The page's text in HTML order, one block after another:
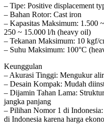
– Tipe: Positive displacement
– Bahan Rotor: Cast iron
– Kapasitas Maksimum: 1.500
250 ~ 15.000 l/h (heavy oil)
– Tekanan Maksimum: 10 kgf/
– Suhu Maksimum: 100°C
Keunggulan
– Akurasi Tinggi: Mengukur
– Desain Kompak: Mudah
– Dijamin Tahan Lama:
jangka panjang
– Pilihan Nomor 1 di
di Indonesia karena harga